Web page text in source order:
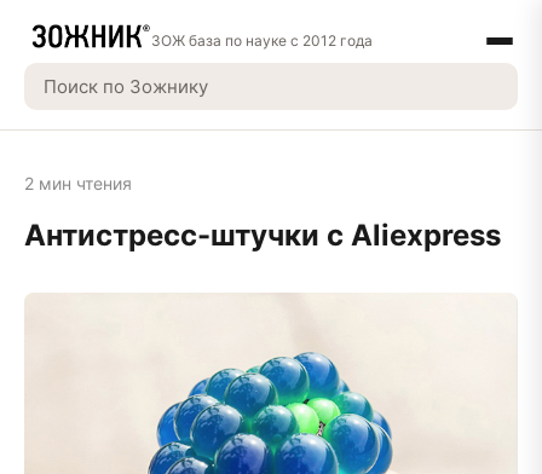
ЗОЖ база по науке с 2012 года
2 мин чтения
Антистресс-штучки с Aliexpress